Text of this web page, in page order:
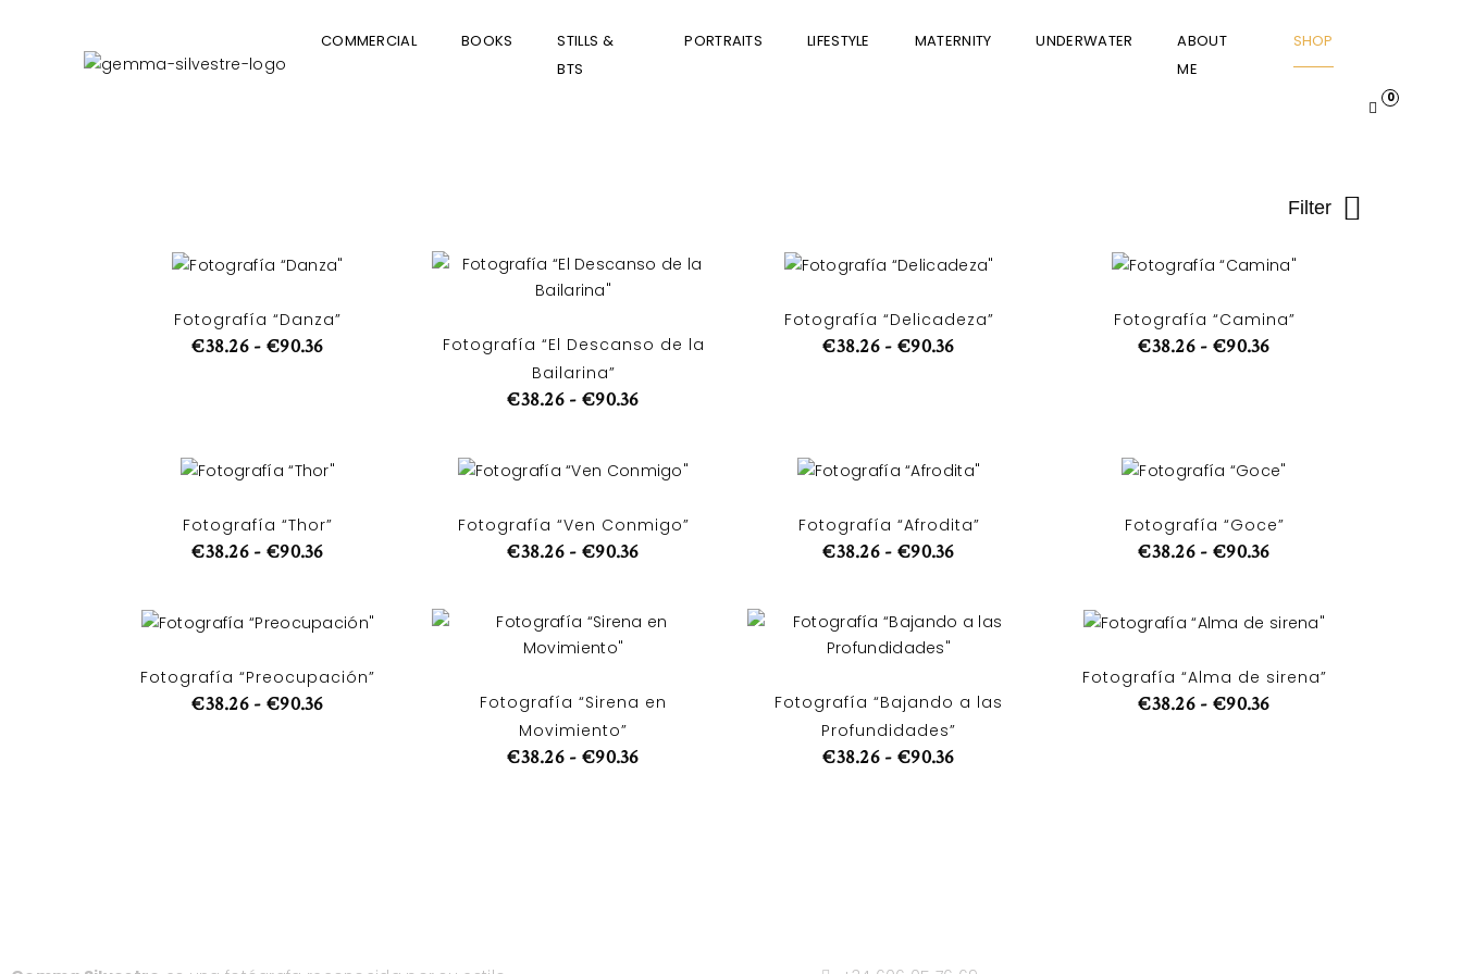
COMMERCIAL BOOKS
STILLS &
BTS
PORTRAITS LIFESTYLE MATERNITY UNDERWATER
ABOUT
ME
SHOP
0
Filter
Fotografía “Danza”
€38.26 - €90.36
Fotografía “El Descanso de la
Bailarina”
€38.26 - €90.36
Fotografía “Delicadeza”
€38.26 - €90.36
Fotografía “Camina”
€38.26 - €90.36
Fotografía “Thor”
€38.26 - €90.36
Fotografía “Ven Conmigo”
€38.26 - €90.36
Fotografía “Afrodita”
€38.26 - €90.36
Fotografía “Goce”
€38.26 - €90.36
Fotografía “Preocupación”
€38.26 - €90.36
Fotografía “Sirena en
Movimiento”
€38.26 - €90.36
Fotografía “Bajando a las
Profundidades”
€38.26 - €90.36
Fotografía “Alma de sirena”
€38.26 - €90.36